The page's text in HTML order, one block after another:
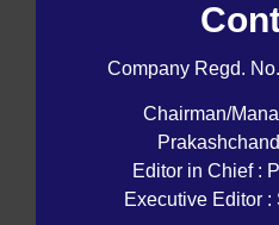
Company Regd.
Chairman/
Editor in Chief :
Executive Editor